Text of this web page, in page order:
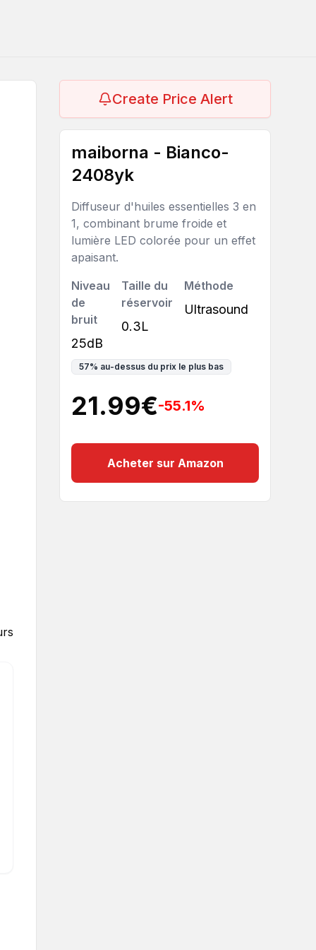
Create Price Alert
maiborna - Bianco-
2408yk
Diffuseur d'huiles essentielles 3 en
1, combinant brume froide et
lumière LED colorée pour un effet
apaisant.
Niveau
de
bruit
25dB
Taille du
réservoir
0.3L
Méthode
Ultrasound
57% au-dessus du prix le plus bas
21.99€-55.1%
Acheter sur Amazon